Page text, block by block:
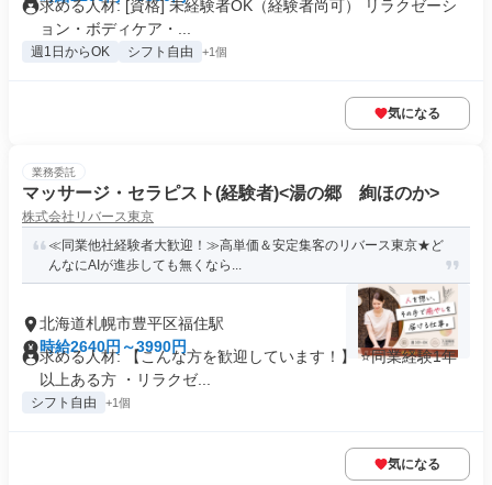
求める人材: [資格] 未経験者OK（経験者尚可） リラクゼーシ
ョン・ボディケア・...
週1日からOK シフト自由 +1個
気になる
業務委託
マッサージ・セラピスト(経験者)<湯の郷 絢ほのか>
株式会社リバース東京
≪同業他社経験者大歓迎！≫高単価＆安定集客のリバース東京★ど
んなにAIが進歩しても無くなら...
北海道札幌市豊平区福住駅
時給2640円～3990円
求める人材: 【こんな方を歓迎しています！】 ⭐️同業経験1年
以上ある方 ・リラクゼ...
シフト自由 +1個
気になる